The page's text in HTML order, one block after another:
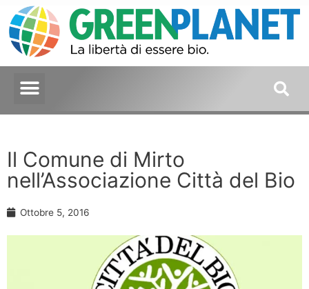
Il Comune di Mirto
nell’Associazione Città del Bio
Ottobre 5, 2016